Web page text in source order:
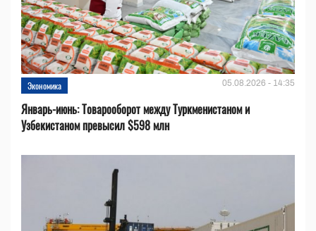
Экономика 05.08.2026 - 14:35
Январь-июнь: Товарооборот между Туркменистаном и
Узбекистаном превысил $598 млн